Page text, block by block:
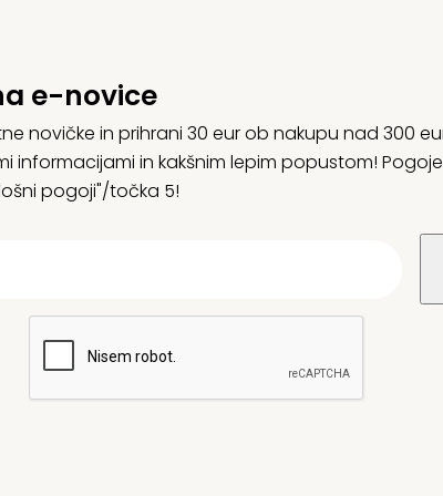
e-novice
novičke in prihrani 30 eur ob nakupu nad 300
informacijami in kakšnim lepim popustom!
pogoji"/točka 5!